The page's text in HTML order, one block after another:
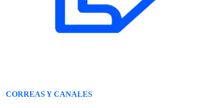
CORREAS Y CANALES